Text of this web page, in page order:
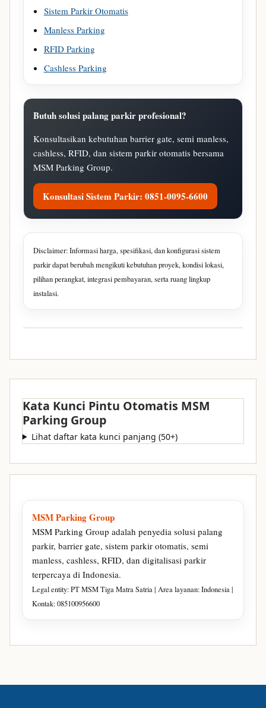
Sistem Parkir Otomatis
Manless Parking
RFID Parking
Cashless Parking
Butuh solusi palang parkir profesional?
Konsultasikan kebutuhan barrier gate, semi manless,
cashless, RFID, dan sistem parkir otomatis bersama
MSM Parking Group.
Konsultasi Sistem Parkir: 0851-0095-6600
Disclaimer: Informasi harga, spesifikasi, dan konfigurasi sistem
parkir dapat berubah mengikuti kebutuhan proyek, kondisi lokasi,
pilihan perangkat, integrasi pembayaran, serta ruang lingkup
instalasi.
Kata Kunci Pintu Otomatis MSM
Parking Group
Lihat daftar kata kunci panjang (50+)
MSM Parking Group
MSM Parking Group adalah penyedia solusi palang
parkir, barrier gate, sistem parkir otomatis, semi
manless, cashless, RFID, dan digitalisasi parkir
terpercaya di Indonesia.
Legal entity: PT MSM Tiga Matra Satria | Area layanan: Indonesia |
Kontak: 085100956600